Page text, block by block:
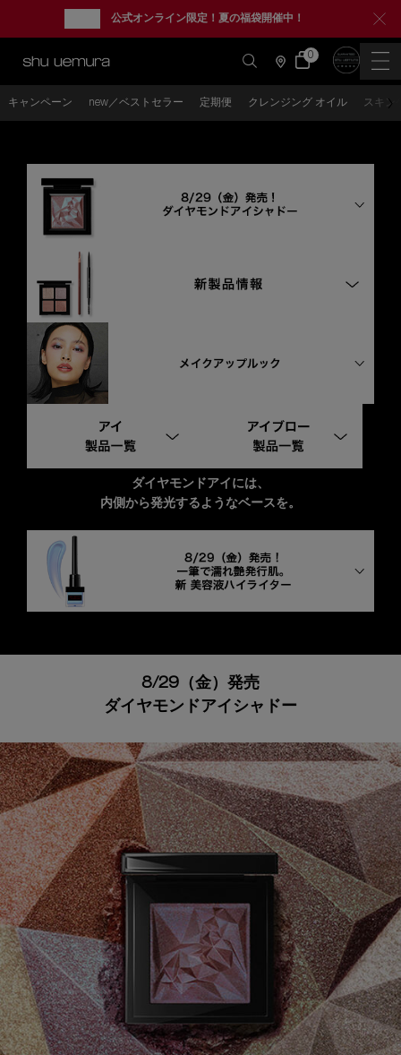
公式オンライン限定！夏の福袋開催中！
店
情
カ 0
0 カート内の製品
キャンペーン
new／ベストセラー 定期便 クレンジング オイル スキン
ダイヤモンドアイには、
内側から発光するようなベースを。
8/29（金）発売
ダイヤモンドアイシャドー